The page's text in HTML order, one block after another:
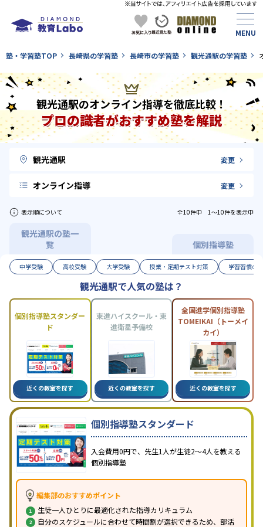
塾・学習塾TOP 長崎県の学習塾 長崎市の学習塾 観光通駅の学習塾
観光通駅のオンライン指導を徹底比較！
プロの識者がおすすめ塾を解説
観光通駅 変更
オンライン指導 変更
表示順について 全10件中 1〜10件を表示中
観光通駅の塾一
覧
個別指導塾
中学受験 高校受験 大学受験 授業・定期テスト対策 学習習慣の
観光通駅で人気の塾は？
個別指導塾スタンダー
ド
近くの教室を探す
東進ハイスクール・東
進衛星予備校
近くの教室を探す
全国進学個別指導塾
TOMEIKAI（トーメイ
カイ）
近くの教室を探す
個別指導塾スタンダード
入会費用0円で、先生1人が生徒2〜4人を教える
個別指導塾
編集部のおすすめポイント
生徒一人ひとりに最適化された指導カリキュラム
自分のスケジュールに合わせて時間割が選択できるため、部活